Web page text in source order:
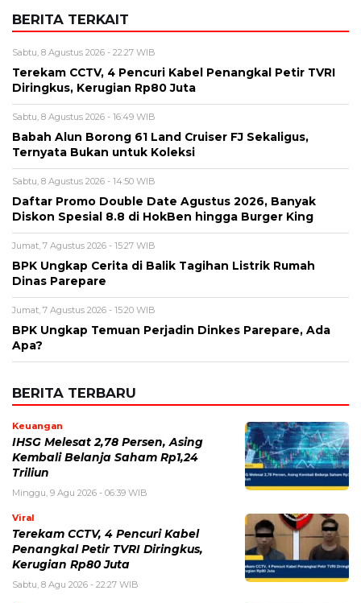
BERITA TERKAIT
Sabtu, 8 Agustus 2026 - 22:27 WIB
Terekam CCTV, 4 Pencuri Kabel Penangkal Petir TVRI
Diringkus, Kerugian Rp80 Juta
Sabtu, 8 Agustus 2026 - 16:49 WIB
Babah Alun Borong 61 Land Cruiser FJ Sekaligus,
Ternyata Bukan untuk Koleksi
Sabtu, 8 Agustus 2026 - 14:50 WIB
Daftar Promo Double Date Agustus 2026, Banyak
Diskon Spesial 8.8 di HokBen hingga Burger King ‎
Jumat, 7 Agustus 2026 - 15:27 WIB
BPK Ungkap Cerita di Balik Tagihan Listrik Rumah
Dinas Parepare
Jumat, 7 Agustus 2026 - 15:20 WIB
BPK Ungkap Temuan Perjadin Dinkes Parepare, Ada
Apa?
BERITA TERBARU
Keuangan
IHSG Melesat 2,78 Persen, Asing
Kembali Belanja Saham Rp1,24
Triliun
Minggu, 9 Agu 2026 - 06:39 WIB
Viral
Terekam CCTV, 4 Pencuri Kabel
Penangkal Petir TVRI Diringkus,
Kerugian Rp80 Juta
Sabtu, 8 Agu 2026 - 22:27 WIB